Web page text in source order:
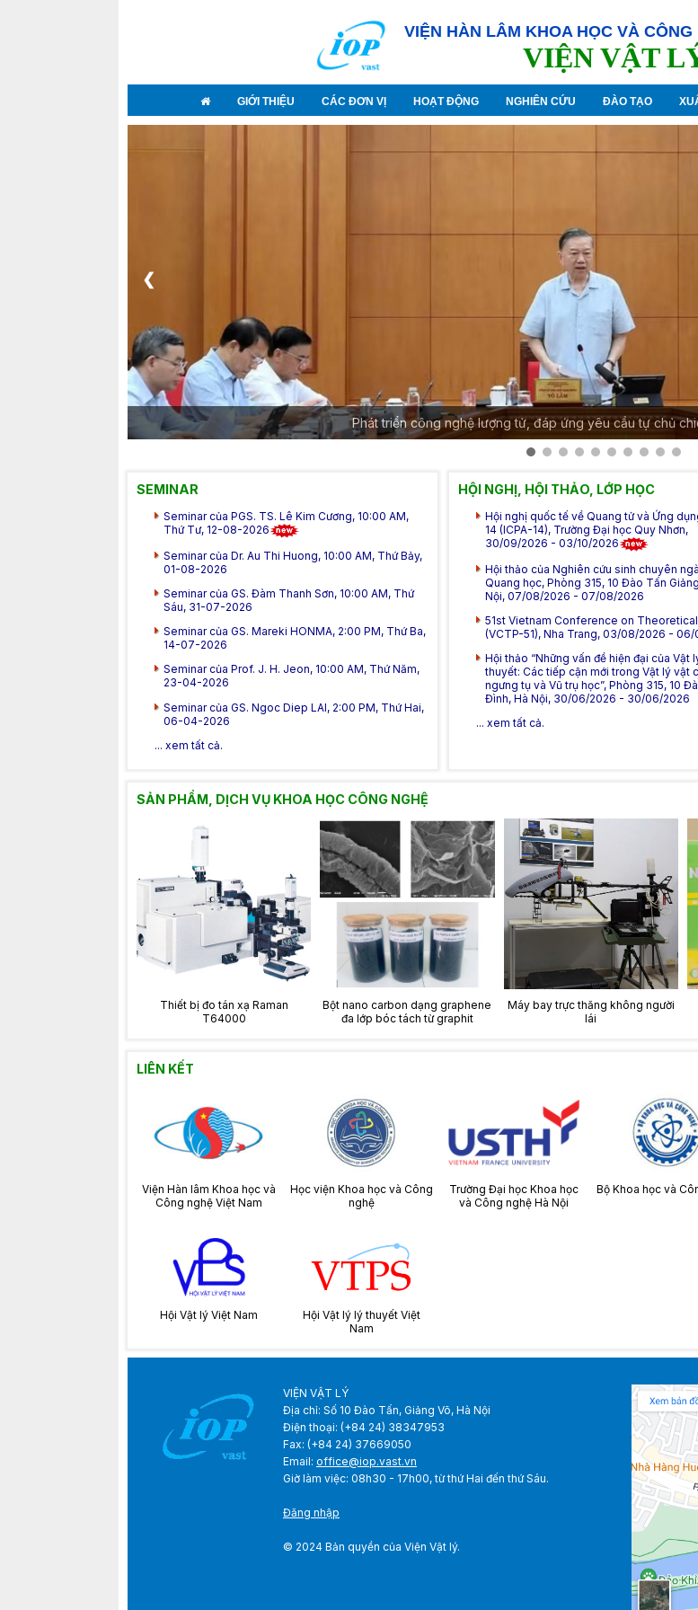
VIỆN HÀN LÂM KHOA HỌC VÀ CÔNG
VIỆN VẬT
GIỚI THIỆU CÁC ĐƠN VỊ HOẠT ĐỘNG NGHIÊN CỨU ĐÀO TẠO
Phát triển công nghệ lượng tử, đáp ứng yêu cầu tự chủ
❮
SEMINAR
Seminar của PGS. TS. Lê Kim Cương, 10:00 AM,
Thứ Tư, 12-08-2026
Seminar của Dr. Au Thi Huong, 10:00 AM, Thứ Bảy,
01-08-2026
Seminar của GS. Đàm Thanh Sơn, 10:00 AM, Thứ
Sáu, 31-07-2026
Seminar của GS. Mareki HONMA, 2:00 PM, Thứ Ba,
14-07-2026
Seminar của Prof. J. H. Jeon, 10:00 AM, Thứ Năm,
23-04-2026
Seminar của GS. Ngoc Diep LAI, 2:00 PM, Thứ Hai,
06-04-2026
... xem tất cả.
HỘI NGHỊ, HỘI THẢO, LỚP HỌC
Hội nghị quốc tế về Quang tử và Ứng
14 (ICPA-14), Trường Đại học Quy Nhơn,
30/09/2026 - 03/10/2026
Hội thảo của Nghiên cứu sinh chuyên
Quang học, Phòng 315, 10 Đào Tấn
Nội, 07/08/2026 - 07/08/2026
51st Vietnam Conference on
(VCTP-51), Nha Trang, 03/08/2026 -
Hội thảo “Những vấn đề hiện đại của Vật
thuyết: Các tiếp cận mới trong Vật lý vật
ngưng tụ và Vũ trụ học”, Phòng 315, 10
Đình, Hà Nội, 30/06/2026 - 30/06/2026
... xem tất cả.
SẢN PHẨM, DỊCH VỤ KHOA HỌC CÔNG NGHỆ
Thiết bị đo tán xạ Raman
T64000
Bột nano carbon dạng graphene
đa lớp bóc tách từ graphit
Máy bay trực thăng không người
lái
LIÊN KẾT
Viện Hàn lâm Khoa học và
Công nghệ Việt Nam
Học viện Khoa học và Công
nghệ
Trường Đại học Khoa học
và Công nghệ Hà Nội
Bộ Khoa học và
Hội Vật lý Việt Nam
Hội Vật lý lý thuyết Việt
Nam
VIỆN VẬT LÝ
Địa chỉ: Số 10 Đào Tấn, Giảng Võ, Hà Nội
Điện thoại: (+84 24) 38347953
Fax: (+84 24) 37669050
Email: office@iop.vast.vn
Giờ làm việc: 08h30 - 17h00, từ thứ Hai đến thứ Sáu.
Đăng nhập
© 2024 Bản quyền của Viện Vật lý.